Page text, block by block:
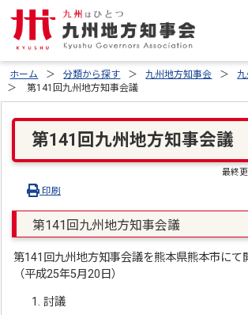
ホーム 分類から探す 九州地方知事会
第141回九州地方知事会議
第141回九州地方知事会議
最終
印刷
第141回九州地方知事会議
第141回九州地方知事会議を熊本県熊本市にて
（平成25年5月20日）
討議